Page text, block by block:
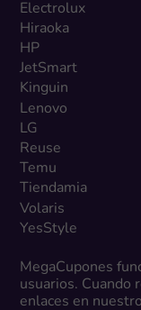
Electrolux
Hiraoka
HP
JetSmart
Kinguin
Lenovo
LG
Reuse
Temu
Tiendamia
Volaris
YesStyle
MegaCupones
usuarios. Cuando
enlaces en